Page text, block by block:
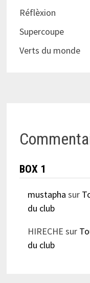
Réflèxion
Supercoupe
Verts du monde
BOX 1
mustapha sur
du club
HIRECHE sur
du club